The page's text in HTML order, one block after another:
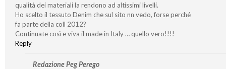
qualità dei materiali la rendono ad altissimi livelli.
Ho scelto il tessuto Denim che sul sito nn vedo, forse perché
fa parte della coll 2012?
Continuate così e viva il made in Italy … quello vero!!!!
Reply
Redazione Peg Perego